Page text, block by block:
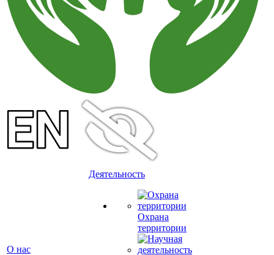
О нас
Деятельность
Охрана
территории